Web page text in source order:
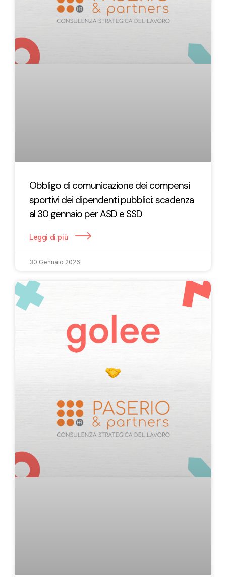
Obbligo di comunicazione dei compensi
sportivi dei dipendenti pubblici: scadenza
al 30 gennaio per ASD e SSD
Leggi di più
30 Gennaio 2026